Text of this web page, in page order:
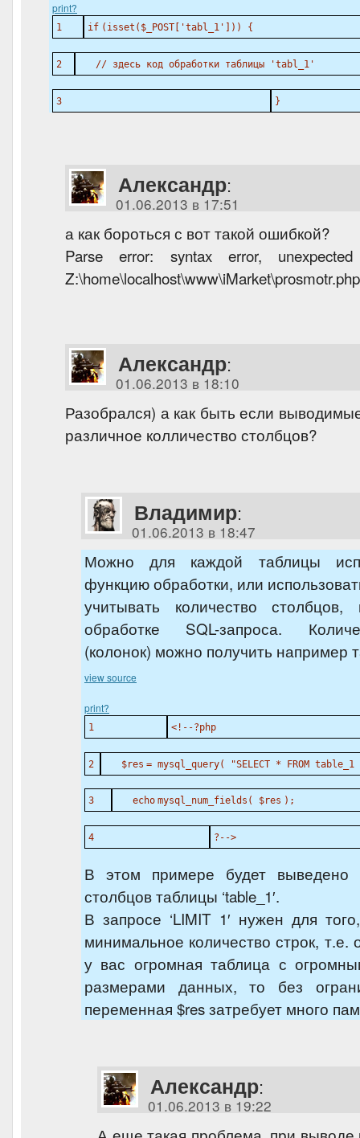
print?
1 if (isset( $_POST 'tabl_1' ])) {
2 // здесь код обработки таблицы 'tabl_1'
3 }
Александр:
01.06.2013 в 17:51
а как бороться с вот такой ошибкой?
Parse error: syntax error,
Александр:
01.06.2013 в 18:10
Разобрался) а как быть если
различное колличество столбцов?
Владимир:
01.06.2013 в 18:47
Можно для каждой таблицы
функцию обработки, или
учитывать количество
обработке SQL-запроса.
(колонок) можно получить например
view source
print?
1 <!--?php
2 $res = mysql_query( "SELECT * FROM
3 echo mysql_num_fields( $res );
4 ?-->
В этом примере будет выведено
столбцов таблицы ‘table_1′.
В запросе ‘LIMIT 1′ нужен для
минимальное количество строк, т.е.
у вас огромная таблица с
размерами данных, то без
переменная $res затребует много
Александр:
01.06.2013 в 19:22